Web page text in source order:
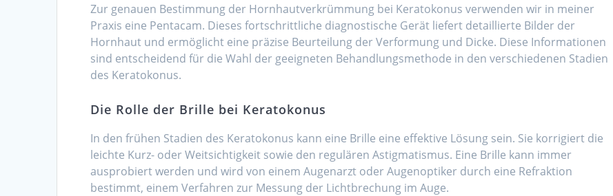
Zur genauen Bestimmung der Hornhautverkrümmung bei Keratokonus verwenden wir in meiner
Praxis eine Pentacam. Dieses fortschrittliche diagnostische Gerät liefert detaillierte Bilder der
Hornhaut und ermöglicht eine präzise Beurteilung der Verformung und Dicke. Diese Informationen
sind entscheidend für die Wahl der geeigneten Behandlungsmethode in den verschiedenen Stadien
des Keratokonus.
Die Rolle der Brille bei Keratokonus
In den frühen Stadien des Keratokonus kann eine Brille eine effektive Lösung sein. Sie korrigiert die
leichte Kurz- oder Weitsichtigkeit sowie den regulären Astigmatismus. Eine Brille kann immer
ausprobiert werden und wird von einem Augenarzt oder Augenoptiker durch eine Refraktion
bestimmt, einem Verfahren zur Messung der Lichtbrechung im Auge.